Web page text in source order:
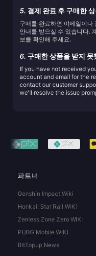
5. 결제 완료 후 구매한
구매를 완료하면 이메일이나
안내를 받으실 수 있습니다.
보를 확인해 주세요.
6. 구매한 상품을 받지
If you have not received
account and email for the
contact our customer
we'll resolve the issue
파트너
Genshin Impact Wiki
Honkai: Star Rail WIKI
Zenless Zone Zero WIKI
PUBG Mobile WIKI
BitTopup News